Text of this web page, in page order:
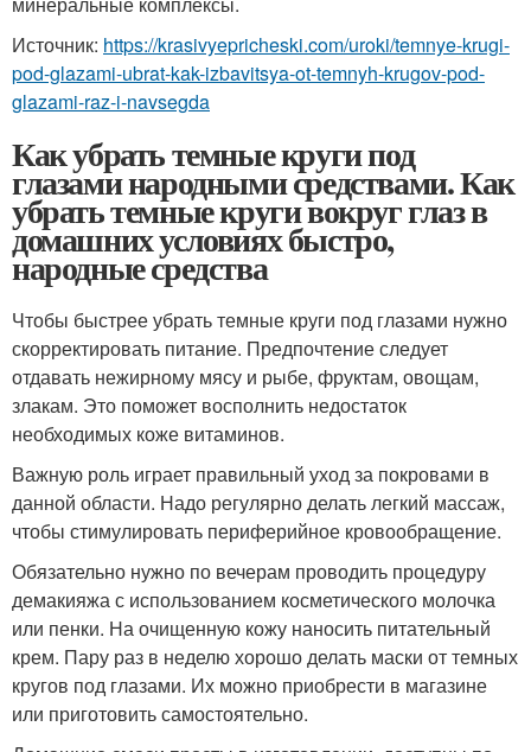
Источник: https://krasivyepricheski.com/uroki/temnye-krugi-
pod-glazami-ubrat-kak-izbavitsya-ot-temnyh-krugov-pod-
glazami-raz-i-navsegda
Как убрать темные круги под
глазами народными средствами. Как
убрать темные круги вокруг глаз в
домашних условиях быстро,
народные средства
Чтобы быстрее убрать темные круги под глазами нужно
скорректировать питание. Предпочтение следует
отдавать нежирному мясу и рыбе, фруктам, овощам,
злакам. Это поможет восполнить недостаток
необходимых коже витаминов.
Важную роль играет правильный уход за покровами в
данной области. Надо регулярно делать легкий массаж,
чтобы стимулировать периферийное кровообращение.
Обязательно нужно по вечерам проводить процедуру
демакияжа с использованием косметического молочка
или пенки. На очищенную кожу наносить питательный
крем. Пару раз в неделю хорошо делать маски от темных
кругов под глазами. Их можно приобрести в магазине
или приготовить самостоятельно.